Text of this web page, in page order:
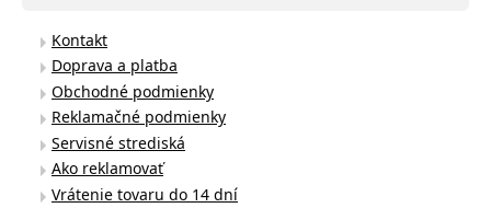
Kontakt
Doprava a platba
Obchodné podmienky
Reklamačné podmienky
Servisné strediská
Ako reklamovať
Vrátenie tovaru do 14 dní